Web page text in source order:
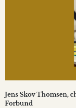
Jens Skov Thomsen,
Forbund